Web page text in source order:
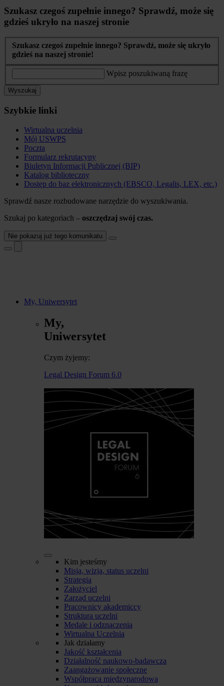
Szukasz czegoś zupełnie innego? Sprawdź, może się
gdzieś ukryło na naszej stronie
Szukasz czegoś zupełnie innego? Sprawdź, może się ukryło
gdzieś na naszej stronie!
Wpisz poszukiwaną frazę
Wyszukaj
Szybkie linki
Wirtualna uczelnia
Mój USWPS
Poczta
Formularz rekrutacyny
Biuletyn Informacji Publicznej (BIP)
Katalog biblioteczny
Dostęp do baz elektronicznych (EBSCO, Legalis, LEX, etc.)
Sprawdź nasze rozbudowane narzędzie do wyszukiwania.
Szukaj po kategoriach – oszczędzaj swój czas.
Nie pokazuj już tego komunikatu
My, Uniwersytet
My,
Uniwersytet
Czym żyjemy:
Legal Design Forum 6.0
Kim jesteśmy
Misja, wizja, status uczelni
Strategia
Założyciel
Zarząd uczelni
Pracownicy akademiccy
Struktura uczelni
Medale i odznaczenia
Wirtualna Uczelnia
Jak działamy
Jakość kształcenia
Działalność naukowo-badawcza
Zaangażowanie społeczne
Współpraca międzynarodowa